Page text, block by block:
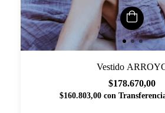
Vestido
$178.670,00
$160.803,00 con